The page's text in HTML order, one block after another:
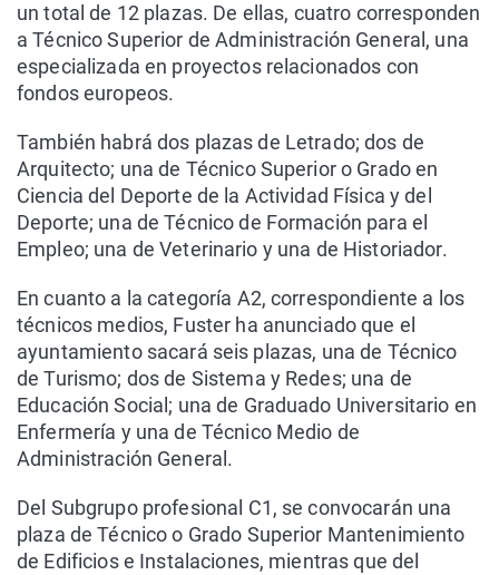
un total de 12 plazas. De ellas, cuatro corresponden
a Técnico Superior de Administración General, una
especializada en proyectos relacionados con
fondos europeos.
También habrá dos plazas de Letrado; dos de
Arquitecto; una de Técnico Superior o Grado en
Ciencia del Deporte de la Actividad Física y del
Deporte; una de Técnico de Formación para el
Empleo; una de Veterinario y una de Historiador.
En cuanto a la categoría A2, correspondiente a los
técnicos medios, Fuster ha anunciado que el
ayuntamiento sacará seis plazas, una de Técnico
de Turismo; dos de Sistema y Redes; una de
Educación Social; una de Graduado Universitario en
Enfermería y una de Técnico Medio de
Administración General.
Del Subgrupo profesional C1, se convocarán una
plaza de Técnico o Grado Superior Mantenimiento
de Edificios e Instalaciones, mientras que del